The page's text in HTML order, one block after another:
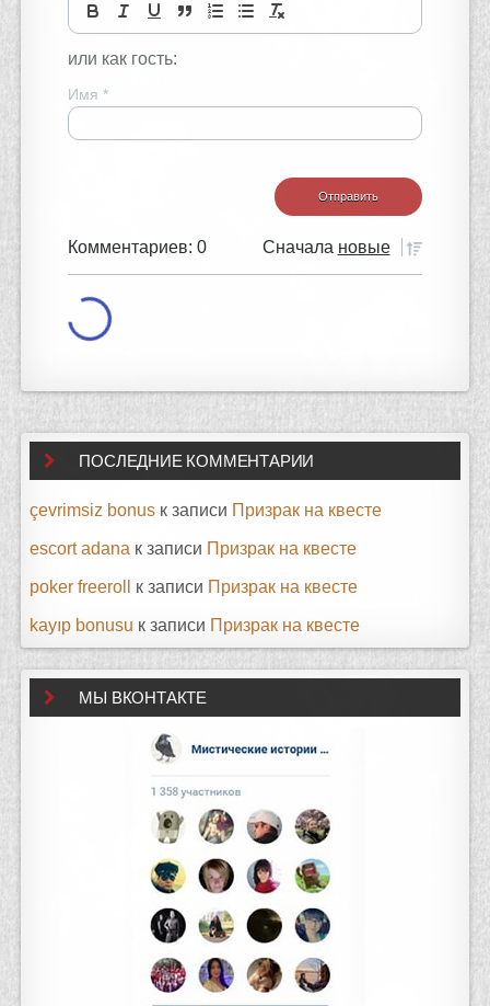
или как гость:
Имя *
Комментариев: 0 Сначала новые
ПОСЛЕДНИЕ КОММЕНТАРИИ
çevrimsiz bonus к записи Призрак на квесте
escort adana к записи Призрак на квесте
poker freeroll к записи Призрак на квесте
kayıp bonusu к записи Призрак на квесте
МЫ ВКОНТАКТЕ